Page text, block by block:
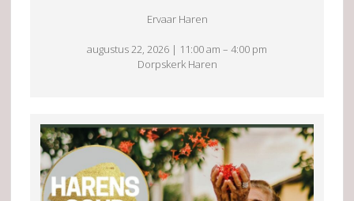
Ervaar Haren
augustus 22, 2026 | 11:00 am – 4:00 pm
Dorpskerk Haren